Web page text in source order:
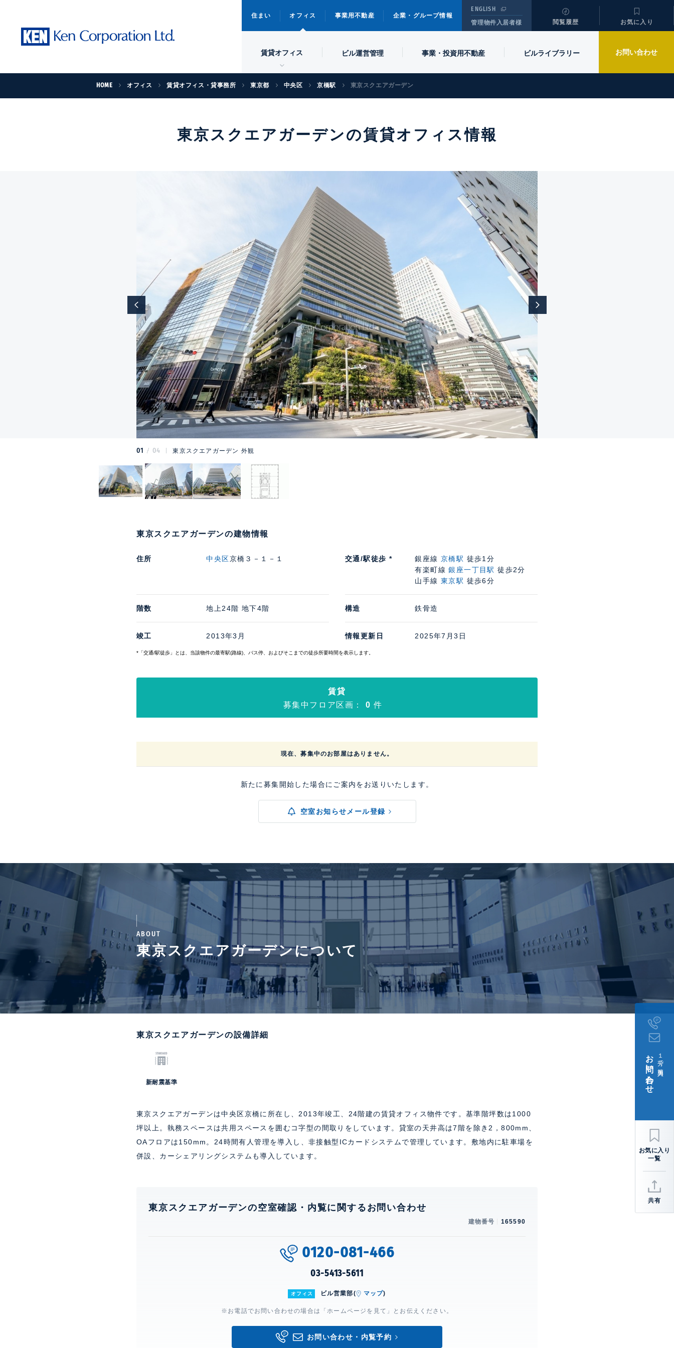
住まい オフィス 事業用不動産 企業・グループ情報
ENGLISH
管理物件入居者様
閲覧履歴 お気に入り
賃貸オフィス ビル運営管理 事業・投資用不動産 ビルライブラリー お問い合わせ
HOME オフィス 賃貸オフィス・貸事務所 東京都 中央区 京橋駅 東京スクエアガーデン
東京スクエアガーデンの賃貸オフィス情報
01 04 東京スクエアガーデン 外観
東京スクエアガーデンの建物情報
住所 中央区京橋３－１－１ 交通/駅徒歩 * 銀座線京橋駅 徒歩1分
有楽町線銀座一丁目駅 徒歩2分
山手線東京駅 徒歩6分
階数 地上24階 地下4階 構造 鉄骨造
竣工 2013年3月 情報更新日 2025年7月3日
*「交通/駅徒歩」とは、当該物件の最寄駅(路線)、バス停、およびそこまでの徒歩所要時間を表示します。
賃貸
募集中フロア区画： 0 件
現在、募集中のお部屋はありません。
新たに募集開始した場合にご案内をお送りいたします。
空室お知らせメール登録
ABOUT
東京スクエアガーデンについて
東京スクエアガーデンの設備詳細
新耐震基準
東京スクエアガーデンは中央区京橋に所在し、2013年竣工、24階建の賃貸オフィス物件です。基準階坪数は1000
坪以上。執務スペースは共用スペースを囲むコ字型の間取りをしています。貸室の天井高は7階を除き2，800mm、
OAフロアは150mm。24時間有人管理を導入し、非接触型ICカードシステムで管理しています。敷地内に駐車場を
併設、カーシェアリングシステムも導入しています。
東京スクエアガーデンの空室確認・内覧に関するお問い合わせ
建物番号 165590
0120-081-466
03-5413-5611
オフィス ビル営業部( マップ)
※お電話でお問い合わせの場合は「ホームページを見て」とお伝えください。
お問い合わせ・内覧予約
１分で簡単入力
お問い合わせ
共有